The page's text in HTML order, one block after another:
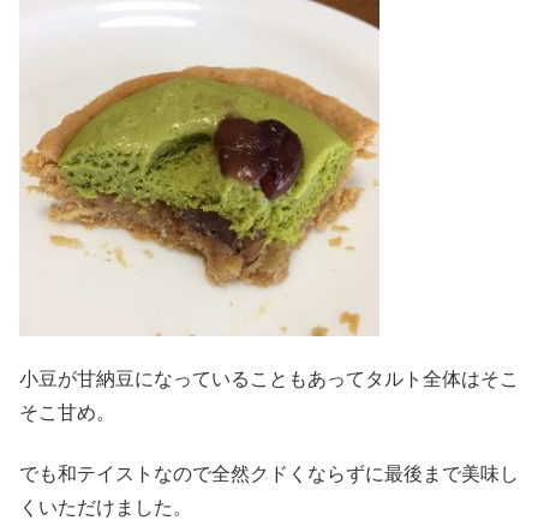
小豆が甘納豆になっていることもあってタルト全体はそこ
そこ甘め。
でも和テイストなので全然クドくならずに最後まで美味し
くいただけました。